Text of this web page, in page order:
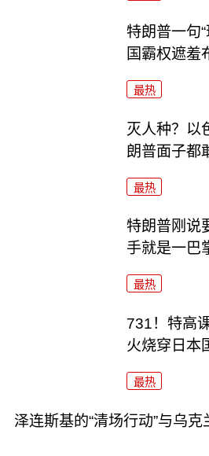
特朗普一句
国霸权遮羞
最热
灭人种？以
朗普面子都
最热
特朗普刚说
手就是一巴
最热
731！特高
火烧穿日本
最热
泽连斯基的“清场行动”与乌克